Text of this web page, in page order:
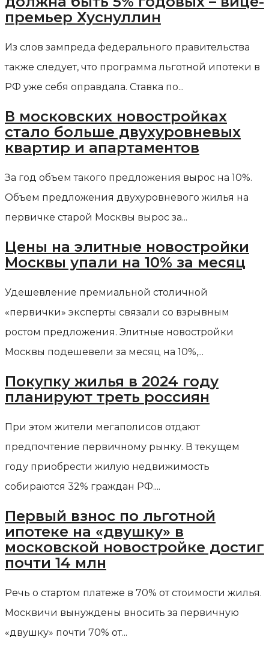
премьер Хуснуллин
Из слов зампреда федерального правительства
также следует, что программа льготной ипотеки в
РФ уже себя оправдала. Ставка по...
В московских новостройках
стало больше двухуровневых
квартир и апартаментов
За год объем такого предложения вырос на 10%.
Объем предложения двухуровневого жилья на
первичке старой Москвы вырос за...
Цены на элитные новостройки
Москвы упали на 10% за месяц
Удешевление премиальной столичной
«первички» эксперты связали со взрывным
ростом предложения. Элитные новостройки
Москвы подешевели за месяц на 10%,...
Покупку жилья в 2024 году
планируют треть россиян
При этом жители мегаполисов отдают
предпочтение первичному рынку. В текущем
году приобрести жилую недвижимость
собираются 32% граждан РФ....
Первый взнос по льготной
ипотеке на «двушку» в
московской новостройке достиг
почти 14 млн
Речь о стартом платеже в 70% от стоимости жилья.
Москвичи вынуждены вносить за первичную
«двушку» почти 70% от...